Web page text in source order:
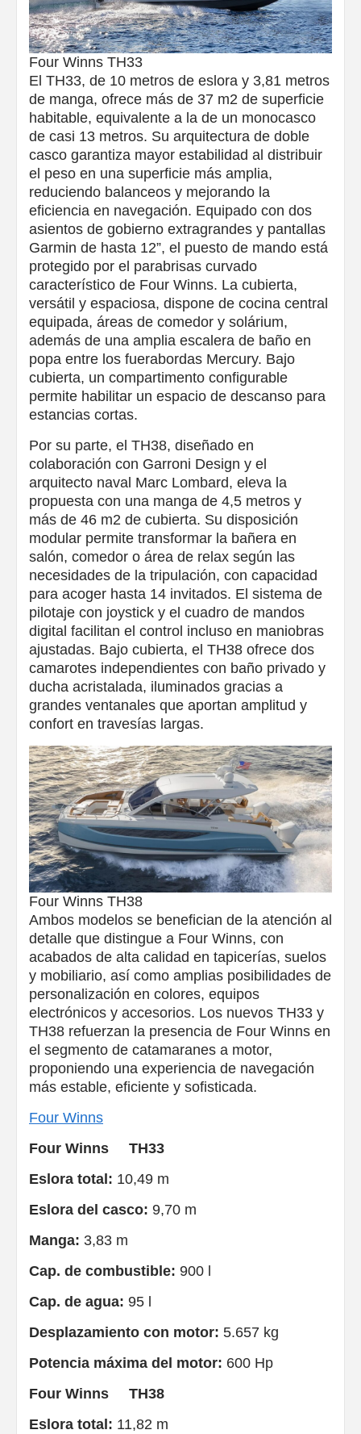
Four Winns TH33
El TH33, de 10 metros de eslora y 3,81 metros
de manga, ofrece más de 37 m2 de superficie
habitable, equivalente a la de un monocasco
de casi 13 metros. Su arquitectura de doble
casco garantiza mayor estabilidad al distribuir
el peso en una superficie más amplia,
reduciendo balanceos y mejorando la
eficiencia en navegación. Equipado con dos
asientos de gobierno extragrandes y pantallas
Garmin de hasta 12”, el puesto de mando está
protegido por el parabrisas curvado
característico de Four Winns. La cubierta,
versátil y espaciosa, dispone de cocina central
equipada, áreas de comedor y solárium,
además de una amplia escalera de baño en
popa entre los fuerabordas Mercury. Bajo
cubierta, un compartimento configurable
permite habilitar un espacio de descanso para
estancias cortas.
Por su parte, el TH38, diseñado en
colaboración con Garroni Design y el
arquitecto naval Marc Lombard, eleva la
propuesta con una manga de 4,5 metros y
más de 46 m2 de cubierta. Su disposición
modular permite transformar la bañera en
salón, comedor o área de relax según las
necesidades de la tripulación, con capacidad
para acoger hasta 14 invitados. El sistema de
pilotaje con joystick y el cuadro de mandos
digital facilitan el control incluso en maniobras
ajustadas. Bajo cubierta, el TH38 ofrece dos
camarotes independientes con baño privado y
ducha acristalada, iluminados gracias a
grandes ventanales que aportan amplitud y
confort en travesías largas.
Four Winns TH38
Ambos modelos se benefician de la atención al
detalle que distingue a Four Winns, con
acabados de alta calidad en tapicerías, suelos
y mobiliario, así como amplias posibilidades de
personalización en colores, equipos
electrónicos y accesorios. Los nuevos TH33 y
TH38 refuerzan la presencia de Four Winns en
el segmento de catamaranes a motor,
proponiendo una experiencia de navegación
más estable, eficiente y sofisticada.
Four Winns
Four Winns TH33
Eslora total: 10,49 m
Eslora del casco: 9,70 m
Manga: 3,83 m
Cap. de combustible: 900 l
Cap. de agua: 95 l
Desplazamiento con motor: 5.657 kg
Potencia máxima del motor: 600 Hp
Four Winns TH38
Eslora total: 11,82 m